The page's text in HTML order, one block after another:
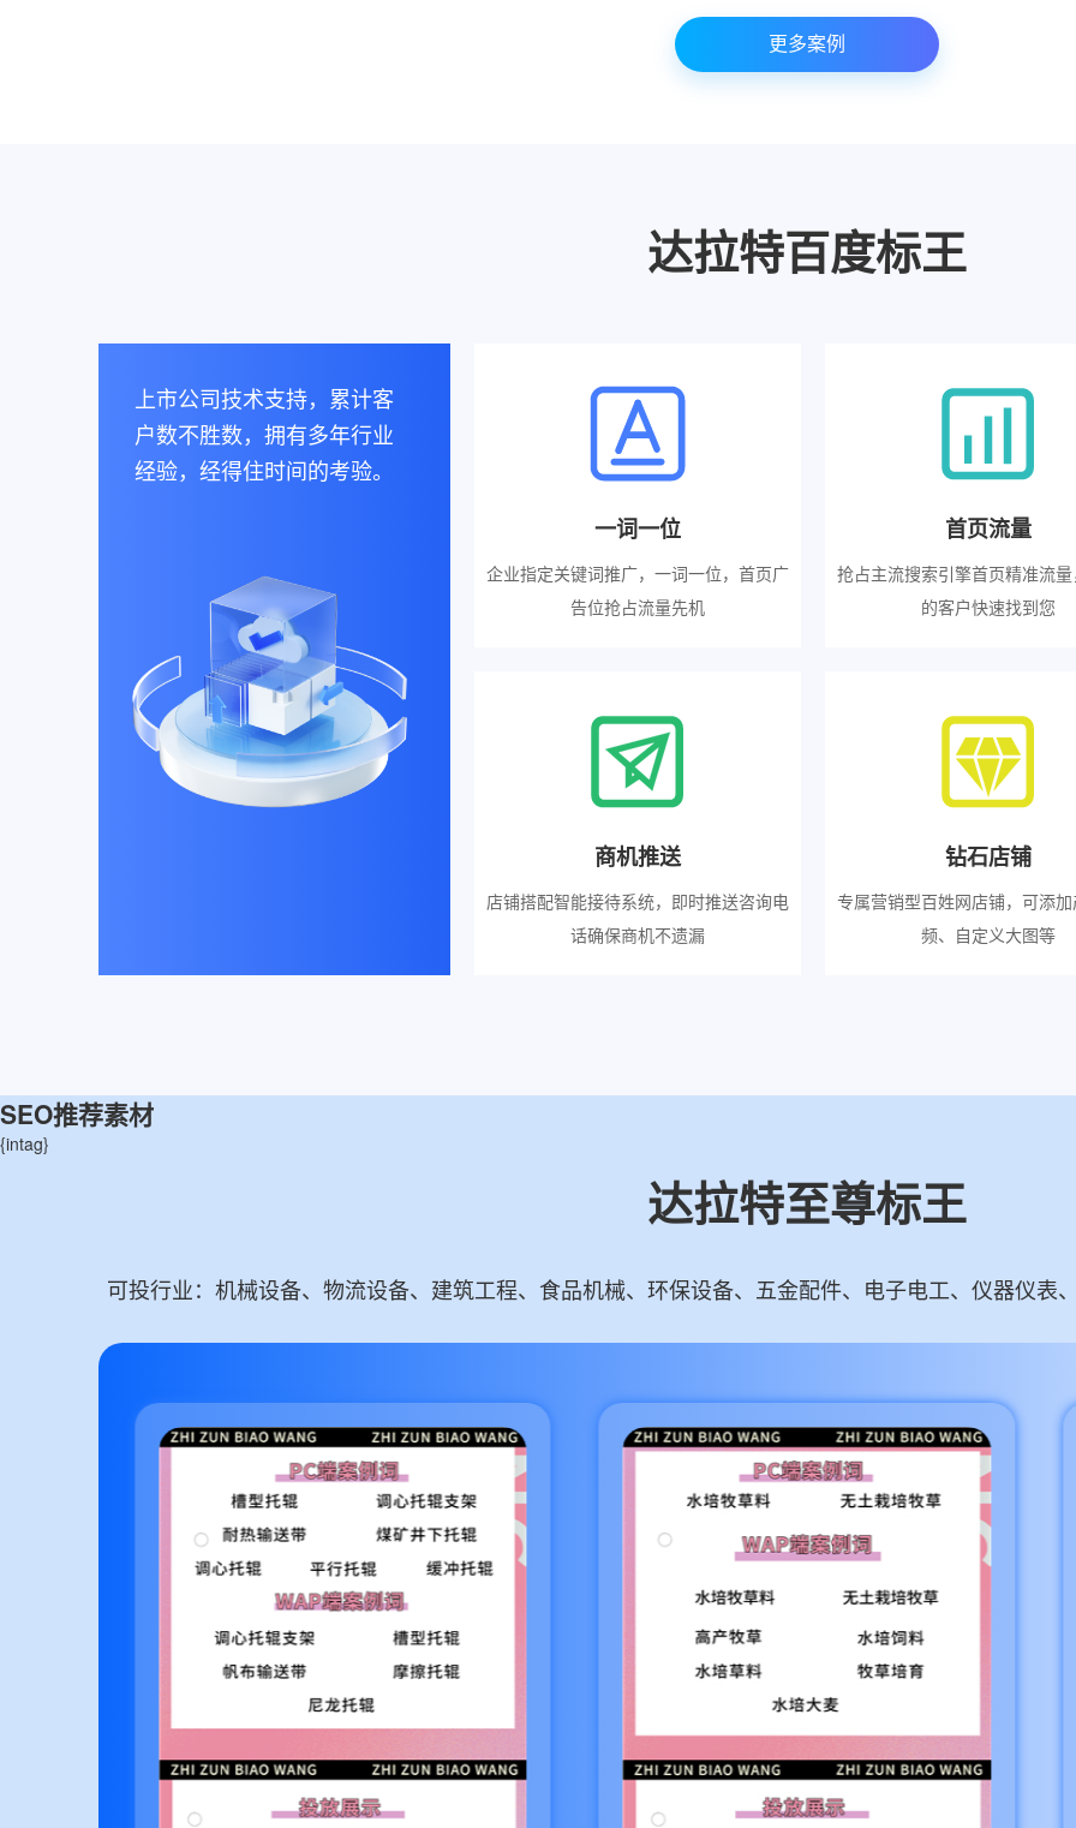
更多案例
达拉特百度标王
上市公司技术支持，累计客
户数不胜数，拥有多年行业
经验，经得住时间的考验。
一词一位
企业指定关键词推广，一词一位，首页广
告位抢占流量先机
首页流量
抢占主流搜索引擎首页精准流
的客户快速找到您
商机推送
店铺搭配智能接待系统，即时推送咨询电
话确保商机不遗漏
钻石店铺
专属营销型百姓网店铺，可添
频、自定义大图等
SEO推荐素材
{intag}
达拉特至尊标王
可投行业：机械设备、物流设备、建筑工程、食品机械、环保设备、五金配件、电子电工、仪器仪表